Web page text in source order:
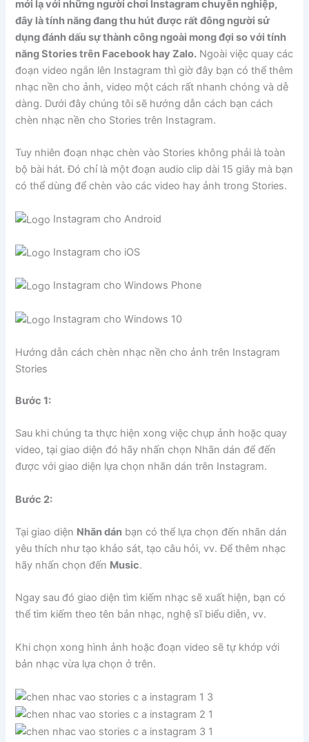
mới lạ với những người chơi Instagram chuyên nghiệp,
đây là tính năng đang thu hút được rất đông người sử
dụng đánh dấu sự thành công ngoài mong đợi so với tính
năng Stories trên Facebook hay Zalo. Ngoài việc quay các
đoạn video ngắn lên Instagram thì giờ đây bạn có thể thêm
nhạc nền cho ảnh, video một cách rất nhanh chóng và dễ
dàng. Dưới đây chúng tôi sẽ hướng dẫn cách bạn cách
chèn nhạc nền cho Stories trên Instagram.
Tuy nhiên đoạn nhạc chèn vào Stories không phải là toàn
bộ bài hát. Đó chỉ là một đoạn audio clip dài 15 giây mà bạn
có thể dùng để chèn vào các video hay ảnh trong Stories.
Instagram cho Android
Instagram cho iOS
Instagram cho Windows Phone
Instagram cho Windows 10
Hướng dẫn cách chèn nhạc nền cho ảnh trên Instagram
Stories
Bước 1:
Sau khi chúng ta thực hiện xong việc chụp ảnh hoặc quay
video, tại giao diện đó hãy nhấn chọn Nhãn dán để đến
được với giao diện lựa chọn nhãn dán trên Instagram.
Bước 2:
Tại giao diện Nhãn dán bạn có thể lựa chọn đến nhãn dán
yêu thích như tạo khảo sát, tạo câu hỏi, vv. Để thêm nhạc
hãy nhấn chọn đến Music.
Ngay sau đó giao diện tìm kiếm nhạc sẽ xuất hiện, bạn có
thể tìm kiếm theo tên bản nhạc, nghệ sĩ biểu diễn, vv.
Khi chọn xong hình ảnh hoặc đoạn video sẽ tự khớp với
bản nhạc vừa lựa chọn ở trên.